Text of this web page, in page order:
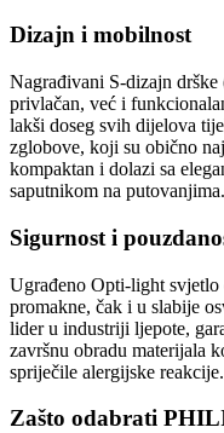
Dizajn i mobilnost
Nagrađivani S-dizajn drške
privlačan, već i
lakši doseg svih dijelova
zglobove, koji su obično
kompaktan i dolazi sa
saputnikom na putovanjima.
Sigurnost i
Ugrađeno Opti-light svjetlo
promakne, čak i u slabije
lider u industriji ljepote,
završnu obradu materijala
spriječile alergijske reakcije.
Zašto odabrati